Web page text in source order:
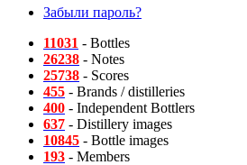
Забыли пароль?
11031 - Bottles
26238 - Notes
25738 - Scores
455 - Brands / distilleries
400 - Independent Bottlers
637 - Distillery images
10845 - Bottle images
193 - Members